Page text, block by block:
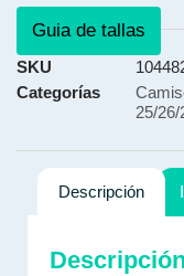
Guia de tallas
SKU
Categorías
25/26/
Descripción
Descripción